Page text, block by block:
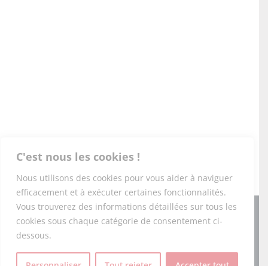
C'est nous les cookies !
Nous utilisons des cookies pour vous aider à naviguer
efficacement et à exécuter certaines fonctionnalités.
Vous trouverez des informations détaillées sur tous les
cookies sous chaque catégorie de consentement ci-
dessous.
Copyright 2026 PONEY-CLUB DU DOMAINE DE L'ESPÉRANCE |
Tous droits réservés | Mentions légales|RGPD|CGV |Foire